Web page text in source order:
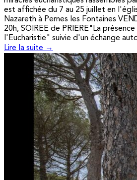
est affichée du 7 au 25 juillet en
Nazareth à Pernes les Fontaines
20h, SOIREE de PRIERE"La
l'Eucharistie" suivie d'un échange
Lire la suite →